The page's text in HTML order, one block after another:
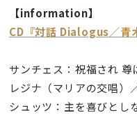
【information】
CD『対話 Dialogus／青
サンチェス：祝福され 尊
レジナ（マリアの交唱）
シュッツ：主を喜びとし